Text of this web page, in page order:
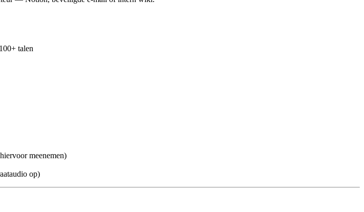
talen
meenemen)
op)